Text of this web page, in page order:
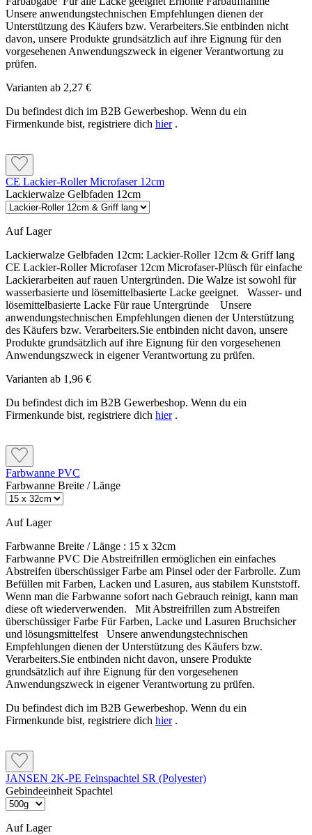
vorbereitete Oberflächen können trotz Grundierung zu
Haftungsproblemen führen.
Reinigungsmittel und Kunststoffschleifvlies reinigen
und anschleifen.
Holz und Altanstriche vorbereiten
Holz in Faserrichtung schleifen und gründlich reinigen.
Harze, Harzgallen und andere haftungsmindernde
Holzinhaltstoffe entfernen. Scharfe Kanten leicht
brechen.
Maßhaltiges Holz: höchstens 13 % Holzfeuchte
Begrenzt und nicht maßhaltiges Holz: höchstens 15
%
Tragfähige Altanstriche
Fest haftende Altanstriche anschleifen und sorgfältig
Metall- oder Kunststoffuntergrund vorbereiten und
grundieren.
Holz innen und außen
Holz im Innenbereich einmal mit Capalac AllGrund
grundieren.
Holz im Außenbereich zuerst mit Capalac Holz-
Imprägniergrund behandeln und anschließend mit
Capalac AllGrund grundieren. Danach folgt der
geeignete Decklack.
Eisen und Stahl
zwei Grundbeschichtungen mit Capalac AllGrund
ausgeführt.
entrostet werden.
Verbleibender Rost unter der Grundierung kann die
Haltbarkeit des gesamten Beschichtungsaufbaus
beeinträchtigen.
Zink und Hart-PVC
Die Oberfläche mit einer geeigneten ammoniakalischen
vorbereiten.
Glatte, verschmutzte oder nicht ausreichend vorbereitete
Oberflächen können trotz Grundierung zu
Haftungsproblemen führen.
Aluminium und Kupfer
Aluminium und Kupfer mit einem dafür vorgesehenen
Reinigungsmittel und Kunststoffschleifvlies reinigen und
anschleifen.
Auf eloxiertem Aluminium darf Capalac AllGrund nicht
verwendet werden.
Holz und Altanstriche vorbereiten
Holz und Holzwerkstoffe
Harze, Harzgallen und andere haftungsmindernde
Holzinhaltstoffe entfernen. Scharfe Kanten leicht brechen.
Maßhaltiges Holz: höchstens 13 % Holzfeuchte
Begrenzt und nicht maßhaltiges Holz: höchstens 15 %
Tragfähige Altanstriche
Fest haftende Altanstriche anschleifen und sorgfältig reinigen.
Lose oder nicht tragfähige Beschichtungen müssen
vollständig entfernt werden.
Schadstellen passend zum darunterliegenden Holz-, Metall-
oder Kunststoffuntergrund vorbereiten und grundieren.
Beschichtungsaufbau nach Untergrund
Holz innen und außen
Holz im Außenbereich zuerst mit Capalac Holz-
Imprägniergrund behandeln und anschließend mit Capalac
AllGrund grundieren. Danach folgt der geeignete Decklack.
Unsere anwendungstechnischen Empfehlungen dienen der
Unterstützung des Käufers bzw. Verarbeiters.Sie entbinden nicht
davon, unsere Produkte grundsätzlich auf ihre Eignung für den
vorgesehenen Anwendungszweck in eigener Verantwortung zu
prüfen.
Varianten ab 2,27 €
Du befindest dich im B2B Gewerbeshop. Wenn du ein
Firmenkunde bist, registriere dich hier.
CE Lackier-Roller Microfaser 12cm
Lackierwalze Gelbfaden 12cm
Auf Lager
Lackierwalze Gelbfaden 12cm: Lackier-Roller 12cm & Griff lang
CE Lackier-Roller Microfaser 12cm Microfaser-Plüsch für einfache
Lackierarbeiten auf rauen Untergründen. Die Walze ist sowohl für
wasserbasierte und lösemittelbasierte Lacke geeignet. Wasser- und
lösemittelbasierte Lacke Für raue Untergründe Unsere
anwendungstechnischen Empfehlungen dienen der Unterstützung
des Käufers bzw. Verarbeiters.Sie entbinden nicht davon, unsere
Produkte grundsätzlich auf ihre Eignung für den vorgesehenen
Anwendungszweck in eigener Verantwortung zu prüfen.
Varianten ab 1,96 €
Du befindest dich im B2B Gewerbeshop. Wenn du ein
Firmenkunde bist, registriere dich hier.
Farbwanne PVC
Farbwanne Breite / Länge
Auf Lager
Farbwanne Breite / Länge : 15 x 32cm
Farbwanne PVC Die Abstreifrillen ermöglichen ein einfaches
Abstreifen überschüssiger Farbe am Pinsel oder der Farbrolle. Zum
Befüllen mit Farben, Lacken und Lasuren, aus stabilem Kunststoff.
Wenn man die Farbwanne sofort nach Gebrauch reinigt, kann man
diese oft wiederverwenden. Mit Abstreifrillen zum Abstreifen
überschüssiger Farbe Für Farben, Lacke und Lasuren Bruchsicher
und lösungsmittelfest Unsere anwendungstechnischen
Empfehlungen dienen der Unterstützung des Käufers bzw.
Verarbeiters.Sie entbinden nicht davon, unsere Produkte
grundsätzlich auf ihre Eignung für den vorgesehenen
Anwendungszweck in eigener Verantwortung zu prüfen.
Du befindest dich im B2B Gewerbeshop. Wenn du ein
Firmenkunde bist, registriere dich hier.
JANSEN 2K-PE Feinspachtel SR (Polyester)
Gebindeeinheit Spachtel
Auf Lager